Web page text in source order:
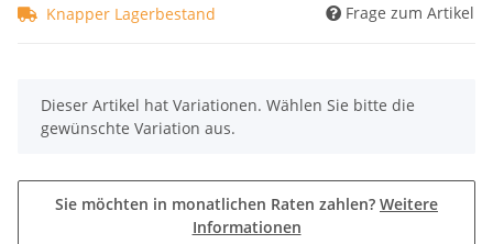
Knapper Lagerbestand Frage zum Artikel
x
Dieser Artikel hat Variationen. Wählen Sie bitte die
gewünschte Variation aus.
Sie möchten in monatlichen Raten zahlen? Weitere
Informationen